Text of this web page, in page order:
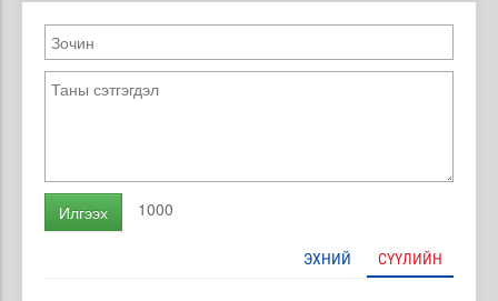
Илгээх 1000
ЭХНИЙ СҮҮЛИЙН